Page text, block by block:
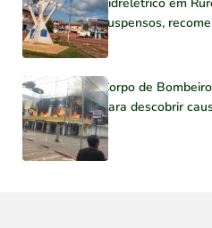
suspensos,
Corpo de
para descobrir